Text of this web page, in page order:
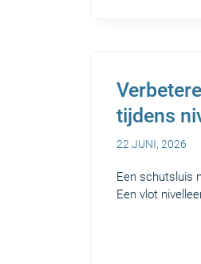
tijdens
22 JUNI, 2026
Een schutsluis
Een vlot